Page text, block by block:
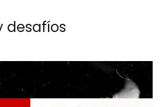
desafíos